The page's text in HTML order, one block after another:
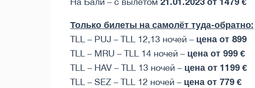
Только билеты на самолёт туда-обратно:
TLL – PUJ – TLL 12,13 ночей – цена от 899
TLL – MRU – TLL 14 ночей – цена от 999 €
TLL – HAV – TLL 13 ночей – цена от 1199 €
TLL – SEZ – TLL 12 ночей – цена от 779 €